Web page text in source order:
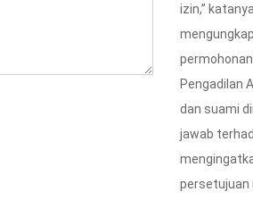
izin,”
Pengadilan
dan suami
jawab
persetujuan